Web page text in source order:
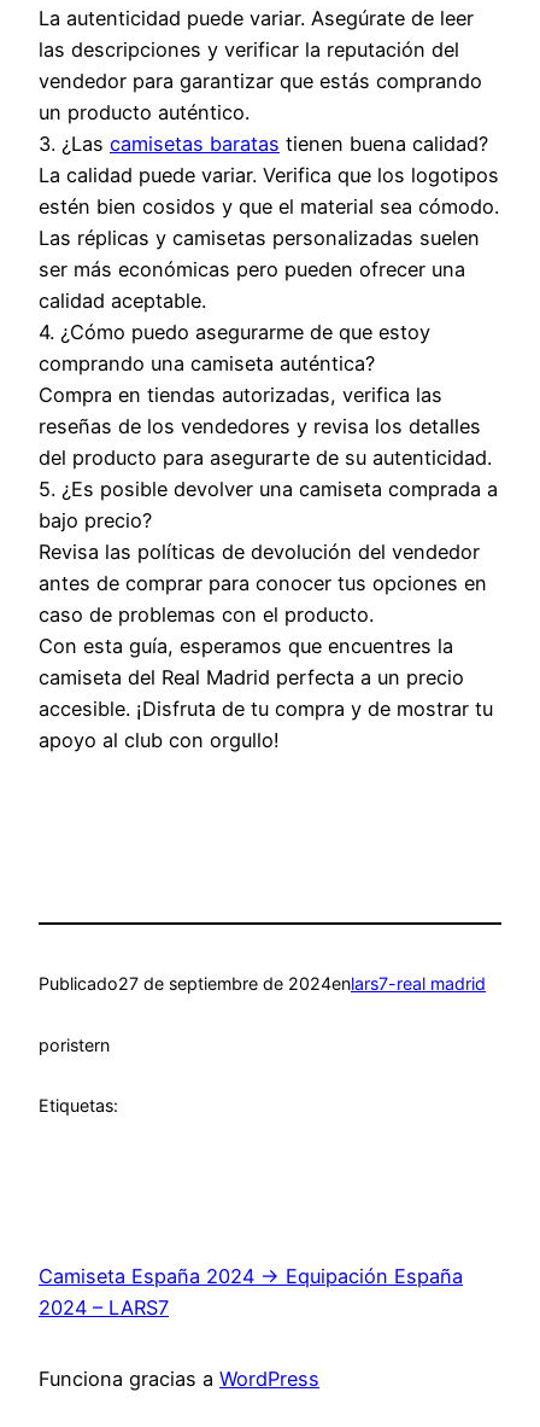
La autenticidad puede variar. Asegúrate de leer
las descripciones y verificar la reputación del
vendedor para garantizar que estás comprando
un producto auténtico.
3. ¿Las camisetas baratas tienen buena calidad?
La calidad puede variar. Verifica que los logotipos
estén bien cosidos y que el material sea cómodo.
Las réplicas y camisetas personalizadas suelen
ser más económicas pero pueden ofrecer una
calidad aceptable.
4. ¿Cómo puedo asegurarme de que estoy
comprando una camiseta auténtica?
Compra en tiendas autorizadas, verifica las
reseñas de los vendedores y revisa los detalles
del producto para asegurarte de su autenticidad.
5. ¿Es posible devolver una camiseta comprada a
bajo precio?
Revisa las políticas de devolución del vendedor
antes de comprar para conocer tus opciones en
caso de problemas con el producto.
Con esta guía, esperamos que encuentres la
camiseta del Real Madrid perfecta a un precio
accesible. ¡Disfruta de tu compra y de mostrar tu
apoyo al club con orgullo!
Publicado27 de septiembre de 2024enlars7-real madrid
poristern
Etiquetas:
Camiseta España 2024 → Equipación España
2024 – LARS7
Funciona gracias a WordPress